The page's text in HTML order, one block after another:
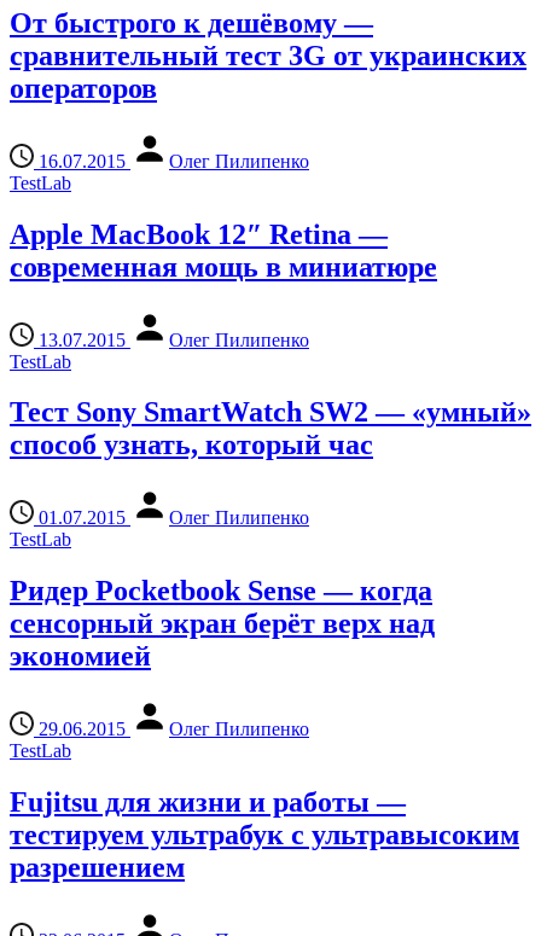
От быстрого к дешёвому —
сравнительный тест 3G от украинских
операторов
16.07.2015
Олег Пилипенко
TestLab
Apple MacBook 12″ Retina —
современная мощь в миниатюре
13.07.2015
Олег Пилипенко
TestLab
Тест Sony SmartWatch SW2 — «умный»
способ узнать, который час
01.07.2015
Олег Пилипенко
TestLab
Ридер Pocketbook Sense — когда
сенсорный экран берёт верх над
экономией
29.06.2015
Олег Пилипенко
TestLab
Fujitsu для жизни и работы —
тестируем ультрабук с ультравысоким
разрешением